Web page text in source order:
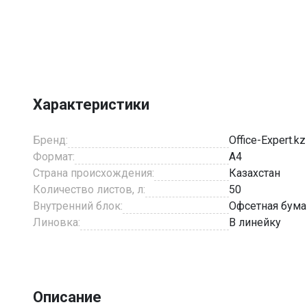
6
Характеристики
Бренд:
Office-Expert.kz
Формат:
A4
Страна происхождения:
Казахстан
Количество листов, л:
50
Внутренний блок:
Офсетная
Линовка:
В линейку
Описание